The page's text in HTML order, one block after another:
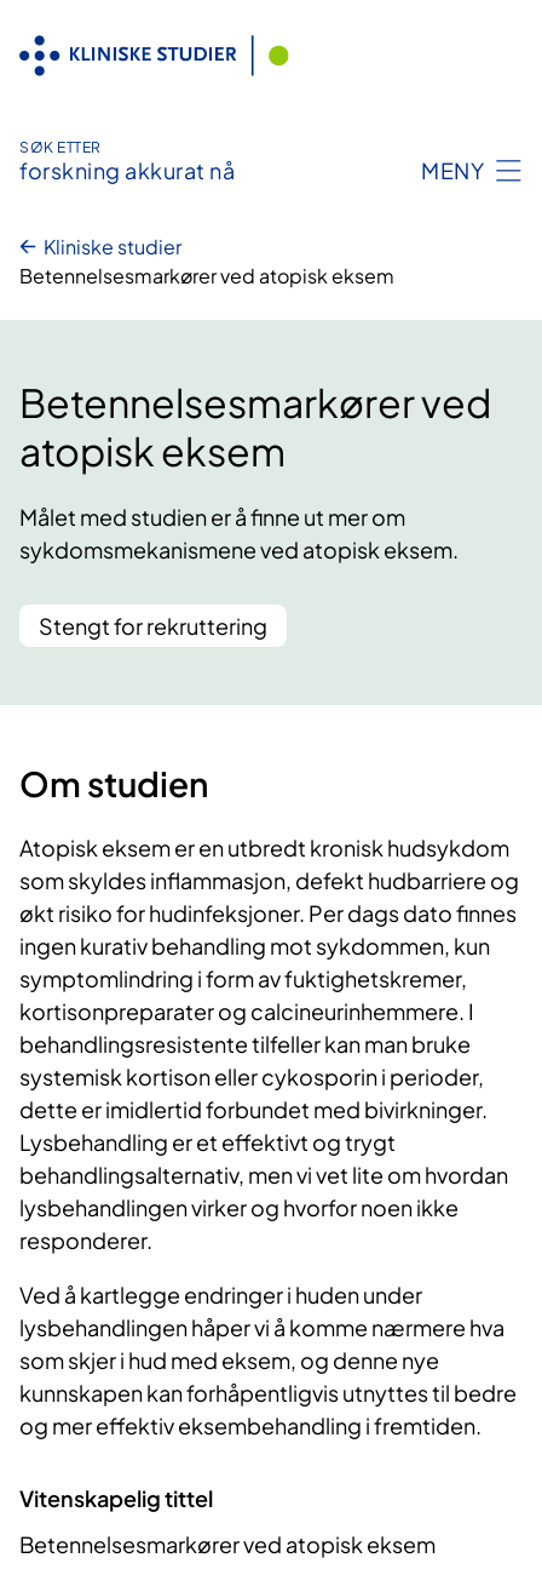
innhold
SØK ETTER
forskning akkurat nå MENY
Kliniske studier
Betennelsesmarkører ved atopisk eksem
Betennelsesmarkører ved
atopisk eksem
Målet med studien er å finne ut mer om
sykdomsmekanismene ved atopisk eksem.
Stengt for rekruttering
Om studien
Atopisk eksem er en utbredt kronisk hudsykdom
som skyldes inflammasjon, defekt hudbarriere og
økt risiko for hudinfeksjoner. Per dags dato finnes
ingen kurativ behandling mot sykdommen, kun
symptomlindring i form av fuktighetskremer,
kortisonpreparater og calcineurinhemmere. I
behandlingsresistente tilfeller kan man bruke
systemisk kortison eller cykosporin i perioder,
dette er imidlertid forbundet med bivirkninger.
Lysbehandling er et effektivt og trygt
behandlingsalternativ, men vi vet lite om hvordan
lysbehandlingen virker og hvorfor noen ikke
responderer.
Ved å kartlegge endringer i huden under
lysbehandlingen håper vi å komme nærmere hva
som skjer i hud med eksem, og denne nye
kunnskapen kan forhåpentligvis utnyttes til bedre
og mer effektiv eksembehandling i fremtiden.
Vitenskapelig tittel
Betennelsesmarkører ved atopisk eksem